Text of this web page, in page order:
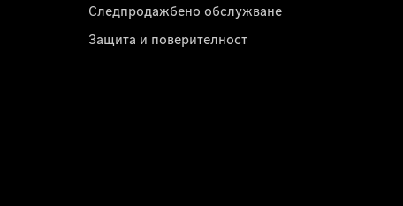
Следпродажбено обслужване
Защита и поверителност